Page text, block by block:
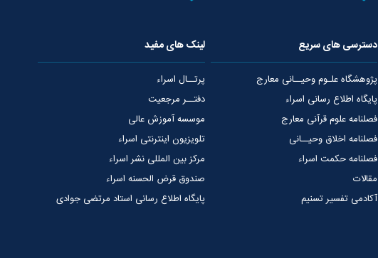
دسترسی های سریع
پژوهشگاه علـوم وحیــانی معارج
پایگاه اطلاع رسانی اسراء
فصلنامه علوم قرآنی معارج
فصلنامه اخلاق وحیــانی
فصلنامه حکمت اسراء
مقالات
آکادمی تفسیر تسنیم
لینک های مفید
پرتــال اسراء
دفتــر مرجعیت
موسسه آموزش عالی
تلویزیون اینترنتی اسراء
مرکز بین المللی نشر اسراء
صندوق قرض الحسنه اسراء
پایگاه اطلاع رسانی استاد مرتضی جوادی